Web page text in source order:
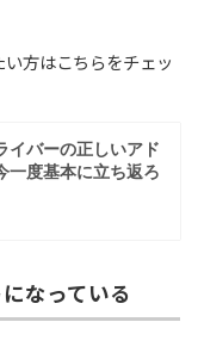
い方はこちらをチェッ
なっている